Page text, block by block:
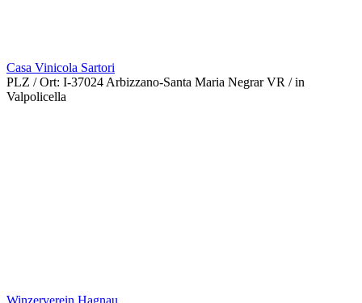
Casa Vinicola Sartori
PLZ / Ort: I-37024 Arbizzano-Santa Maria Negrar VR / in
Valpolicella
Winzerverein Hagnau